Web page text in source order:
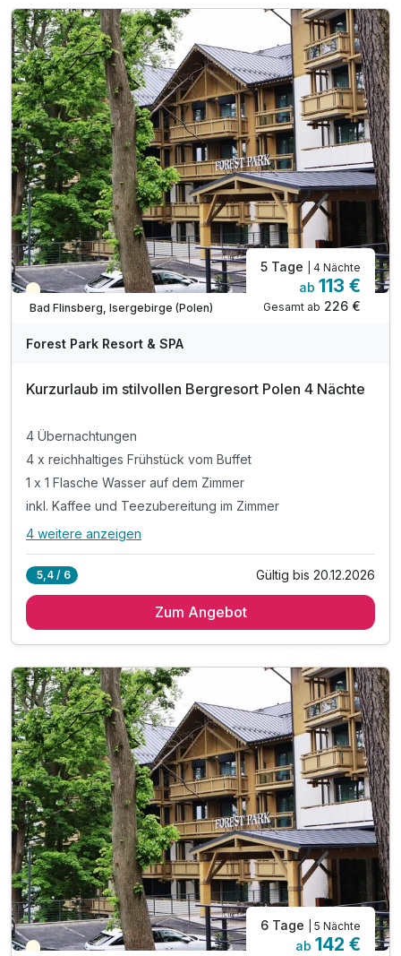
inkl. Nutzung des öffentlichen Nahverkehrs
inkl. Nutzung des neuen Aquaparks
inkl. Leihbademantel und Saunatuch
inkl. Nutzung W-Lan
Teilweise ausgelastet
Bad Flinsberg, Isergebirge (Polen)
5 Tage | 4 Nächte
ab 113 €
Gesamt ab 226 €
Forest Park Resort & SPA
Kurzurlaub im stilvollen Bergresort Polen 4 Nächte
4 Übernachtungen
4 x reichhaltiges Frühstück vom Buffet
1 x 1 Flasche Wasser auf dem Zimmer
inkl. Kaffee und Teezubereitung im Zimmer
Alle Inklusivleistungen
4 x reichhaltiges Frühstück vom Buffet
inkl. Nutzung des öffentlichen Nahverkehrs
inkl. Nutzung des neuen Aquaparks
inkl. Leihbademantel und Saunatuch
inkl. Nutzung W-Lan
4 weitere anzeigen
5,4 / 6 Gültig bis 20.12.2026
Zum Angebot
Teilweise ausgelastet
6 Tage | 5 Nächte
ab 142 €